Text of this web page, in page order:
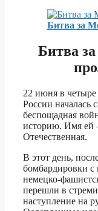
Битва за
Битва
22 июня в четыре
России началась
беспощадная
историю. Имя ей
Отечественная.
В этот день,
бомбардировки с
немецко-
перешли в
наступление на